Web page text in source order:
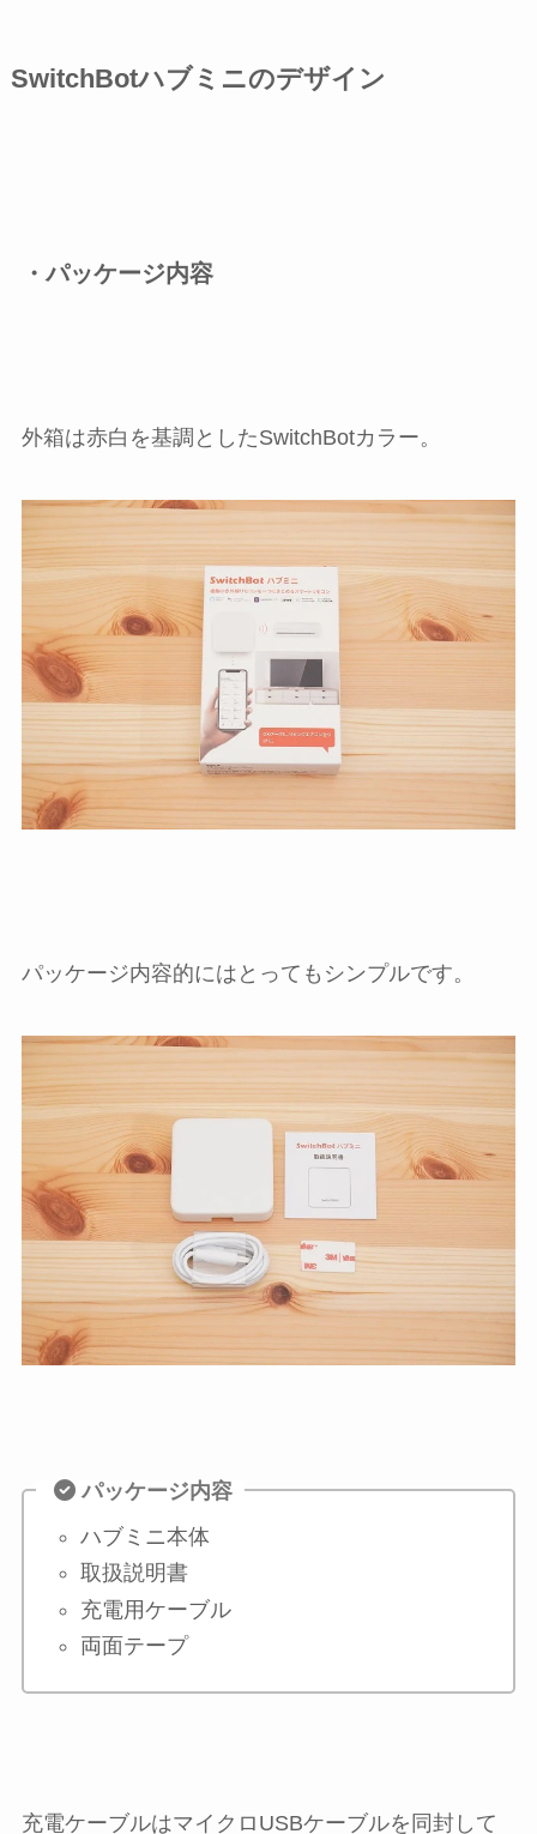
SwitchBotハブミニのデザイン
・パッケージ内容
外箱は赤白を基調としたSwitchBotカラー。
パッケージ内容的にはとってもシンプルです。
パッケージ内容
ハブミニ本体
取扱説明書
充電用ケーブル
両面テープ
充電ケーブルはマイクロUSBケーブルを同封して